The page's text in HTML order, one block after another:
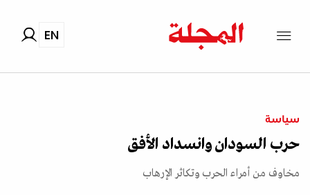
EN
سياسة
حرب السودان وانسداد الأفق
مخاوف من أمراء الحرب وتكاثر الإرهاب